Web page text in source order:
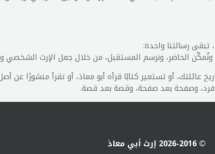
رسالتنا واحدة:
الحاضر، ونرسم المستقبل، من خلال جعل الإرث الشخصي
عائلتك، أو تستعير كتابًا قرأه أبو معاذ، أو تقرأ منشورًا
فرد، وصفحة بعد صفحة، وقصة بعد قصة.
© 2026-2016 إرث أبي معاذ